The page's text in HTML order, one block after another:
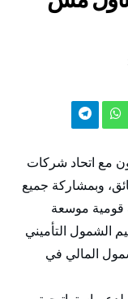
مع اتحاد شركات
وبمشاركة جميع
قومية موسعة
الشمول التأميني
المالي في